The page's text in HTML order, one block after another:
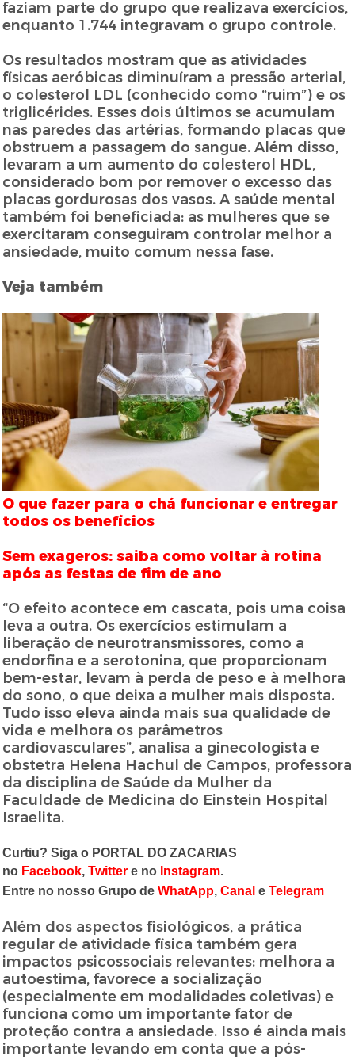
faziam parte do grupo que realizava exercícios,
enquanto 1.744 integravam o grupo controle.
Os resultados mostram que as atividades
físicas aeróbicas diminuíram a pressão arterial,
o colesterol LDL (conhecido como “ruim”) e os
triglicérides. Esses dois últimos se acumulam
nas paredes das artérias, formando placas que
obstruem a passagem do sangue. Além disso,
levaram a um aumento do colesterol HDL,
considerado bom por remover o excesso das
placas gordurosas dos vasos. A saúde mental
também foi beneficiada: as mulheres que se
exercitaram conseguiram controlar melhor a
ansiedade, muito comum nessa fase.
Veja também
O que fazer para o chá funcionar e entregar
todos os benefícios
Sem exageros: saiba como voltar à rotina
após as festas de fim de ano
“O efeito acontece em cascata, pois uma coisa
leva a outra. Os exercícios estimulam a
liberação de neurotransmissores, como a
endorfina e a serotonina, que proporcionam
bem-estar, levam à perda de peso e à melhora
do sono, o que deixa a mulher mais disposta.
Tudo isso eleva ainda mais sua qualidade de
vida e melhora os parâmetros
cardiovasculares”, analisa a ginecologista e
obstetra Helena Hachul de Campos, professora
da disciplina de Saúde da Mulher da
Faculdade de Medicina do Einstein Hospital
Israelita.
Curtiu? Siga o PORTAL DO ZACARIAS
no Facebook,Twitter e no Instagram.
Entre no nosso Grupo deWhatApp,Canal eTelegram
Além dos aspectos fisiológicos, a prática
regular de atividade física também gera
impactos psicossociais relevantes: melhora a
autoestima, favorece a socialização
(especialmente em modalidades coletivas) e
funciona como um importante fator de
proteção contra a ansiedade. Isso é ainda mais
importante levando em conta que a pós-